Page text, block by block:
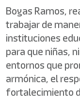
Boyas Ramos,
trabajar de
instituciones
para que niñas,
entornos que
armónica, el
fortalecimiento